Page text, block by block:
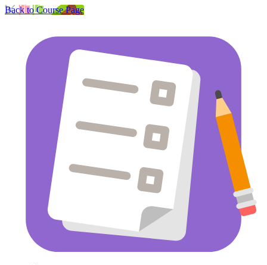
Back to Course Page